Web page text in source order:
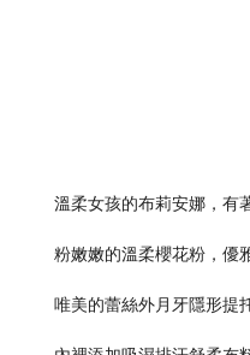
溫柔女孩的布莉安娜，有
粉嫩嫩的溫柔櫻花粉，優
唯美的蕾絲外月牙隱形提